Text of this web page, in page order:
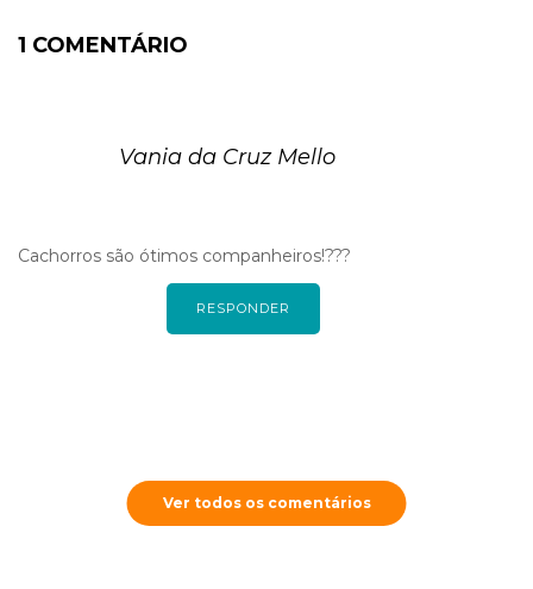
1 COMENTÁRIO
Vania da Cruz Mello
Cachorros são ótimos companheiros!???
RESPONDER
Ver todos os comentários